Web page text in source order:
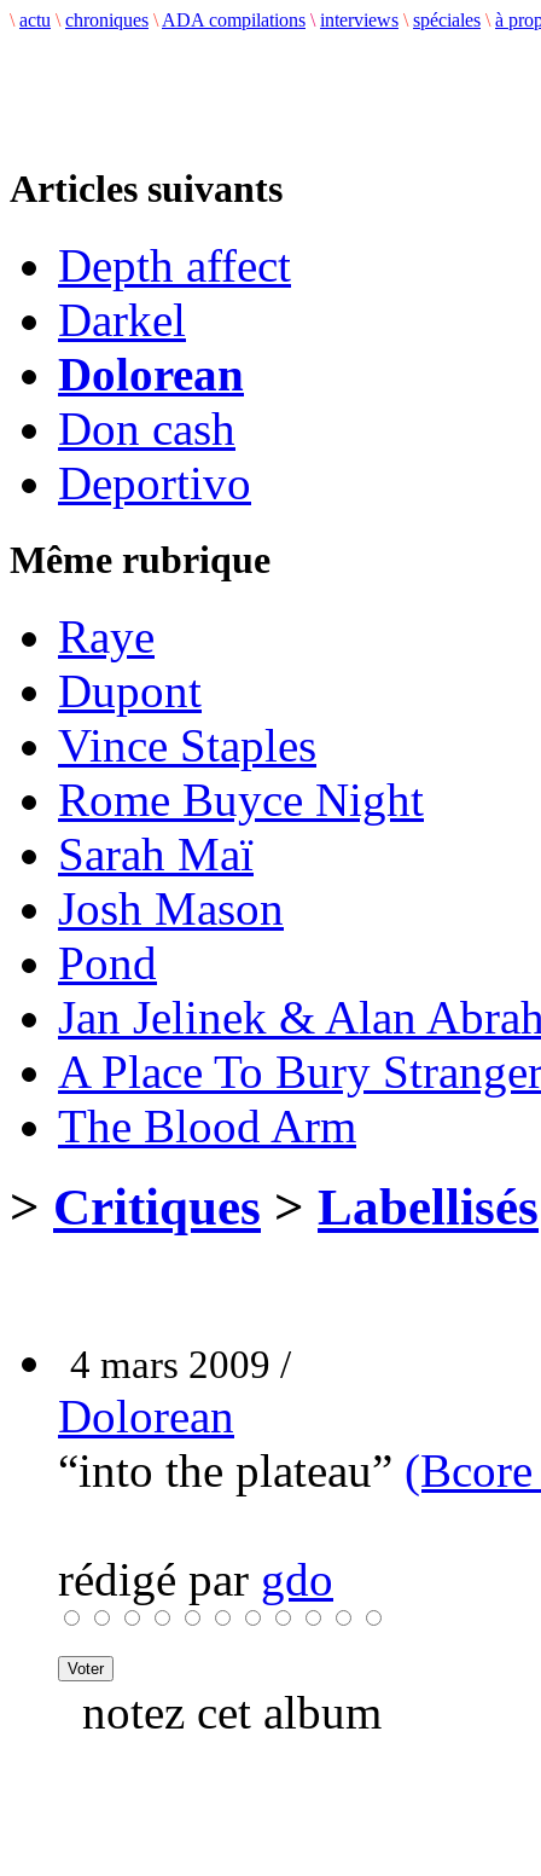
\ actu \ chroniques \ ADA compilations \ interviews \ spéciales \ à
Articles suivants
Depth affect
Darkel
Dolorean
Don cash
Deportivo
Même rubrique
Raye
Dupont
Vince Staples
Rome Buyce Night
Sarah Maï
Josh Mason
Pond
Jan Jelinek & Alan
A Place To Bury
The Blood Arm
> Critiques > Labellisés
4 mars 2009 /
Dolorean
“into the plateau”
rédigé par gdo
notez cet album